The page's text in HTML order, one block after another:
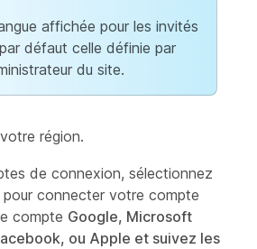
affichée pour les invités
défaut celle définie par
du site.
région.
de connexion, sélectionnez
connecter votre compte
compte Google, Microsoft
ou Apple et suivez les